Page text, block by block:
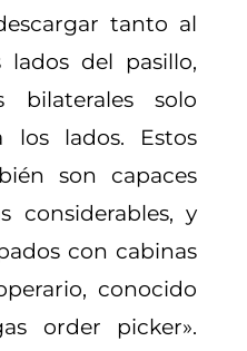
tanto al
del pasillo,
bilaterales solo
los lados. Estos
son capaces
considerables, y
con cabinas
conocido
order picker».